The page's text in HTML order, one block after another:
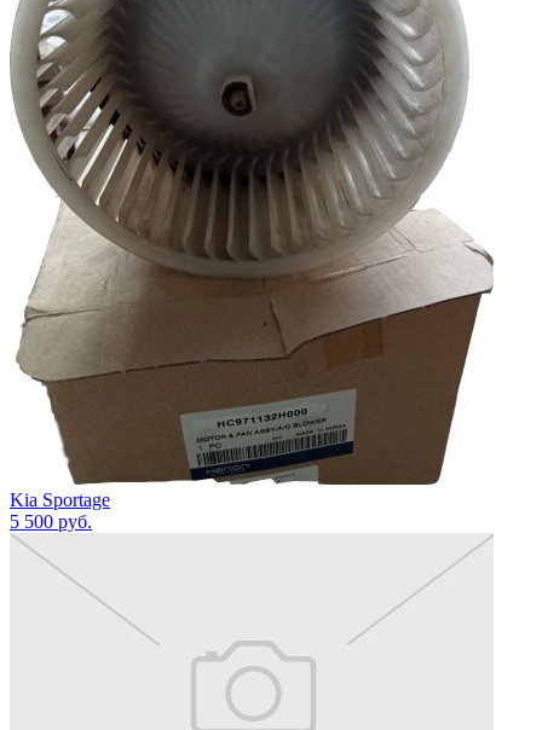
Kia Sportage
5 500 руб.